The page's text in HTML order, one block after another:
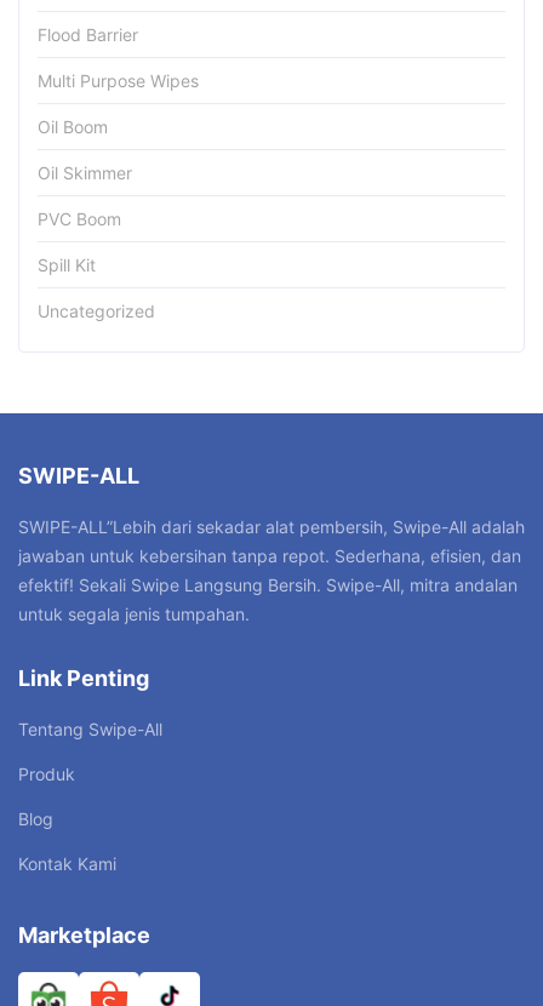
Flood Barrier
Multi Purpose Wipes
Oil Boom
Oil Skimmer
PVC Boom
Spill Kit
Uncategorized
SWIPE-ALL
SWIPE-ALL”Lebih dari sekadar alat pembersih, Swipe-All adalah
jawaban untuk kebersihan tanpa repot. Sederhana, efisien, dan
efektif! Sekali Swipe Langsung Bersih. Swipe-All, mitra andalan
untuk segala jenis tumpahan.
Link Penting
Tentang Swipe-All
Produk
Blog
Kontak Kami
Marketplace